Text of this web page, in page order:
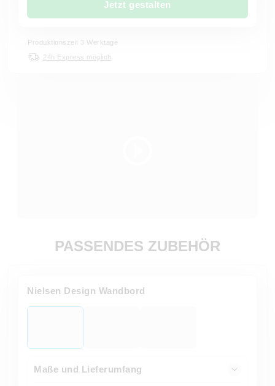
Jetzt gestalten
Produktionszeit 3 Werktage
24h Express möglich
PASSENDES ZUBEHÖR
Nielsen Design Wandbord
Maße und Lieferumfang